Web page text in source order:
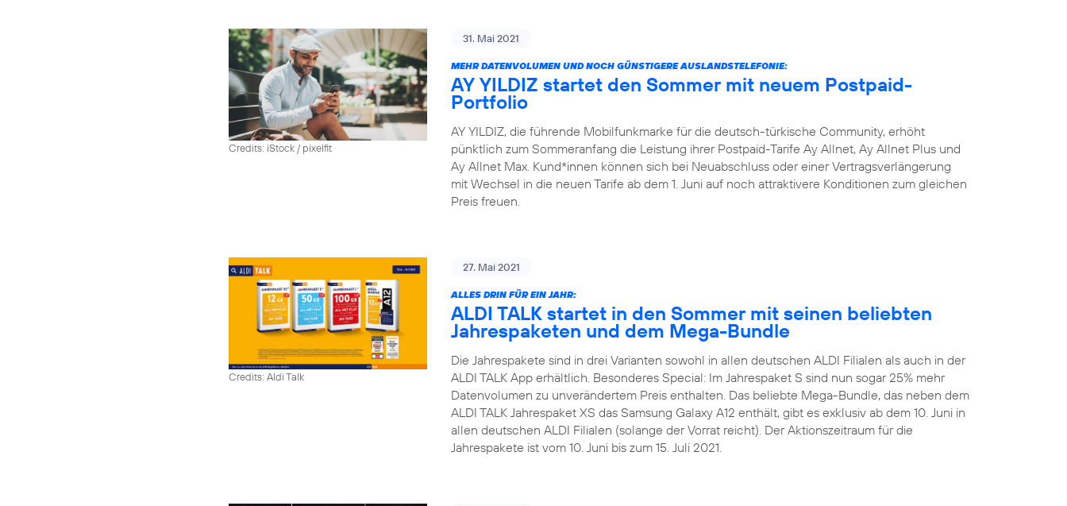
Credits: iStock / pixelfit
31. Mai 2021
MEHR DATENVOLUMEN UND NOCH GÜNSTIGERE AUSLANDSTELEFONIE:
AY YILDIZ startet den Sommer mit neuem Postpaid-
Portfolio
AY YILDIZ, die führende Mobilfunkmarke für die deutsch-türkische Community, erhöht
pünktlich zum Sommeranfang die Leistung ihrer Postpaid-Tarife Ay Allnet, Ay Allnet Plus und
Ay Allnet Max. Kund*innen können sich bei Neuabschluss oder einer Vertragsverlängerung
mit Wechsel in die neuen Tarife ab dem 1. Juni auf noch attraktivere Konditionen zum gleichen
Preis freuen.
Credits: Aldi Talk
27. Mai 2021
ALLES DRIN FÜR EIN JAHR:
ALDI TALK startet in den Sommer mit seinen beliebten
Jahrespaketen und dem Mega-Bundle
Die Jahrespakete sind in drei Varianten sowohl in allen deutschen ALDI Filialen als auch in der
ALDI TALK App erhältlich. Besonderes Special: Im Jahrespaket S sind nun sogar 25% mehr
Datenvolumen zu unverändertem Preis enthalten. Das beliebte Mega-Bundle, das neben dem
ALDI TALK Jahrespaket XS das Samsung Galaxy A12 enthält, gibt es exklusiv ab dem 10. Juni in
allen deutschen ALDI Filialen (solange der Vorrat reicht). Der Aktionszeitraum für die
Jahrespakete ist vom 10. Juni bis zum 15. Juli 2021.